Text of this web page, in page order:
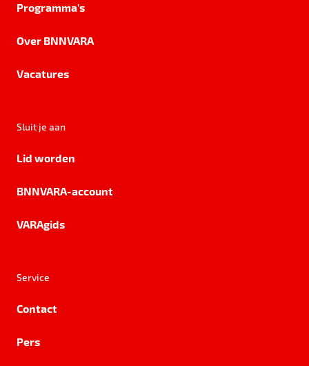
Programma's
Over BNNVARA
Vacatures
Sluit je aan
Lid worden
BNNVARA-account
VARAgids
Service
Contact
Pers